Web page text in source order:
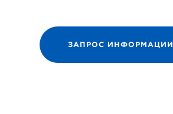
ЗАПРОС ИНФОРМАЦИИ